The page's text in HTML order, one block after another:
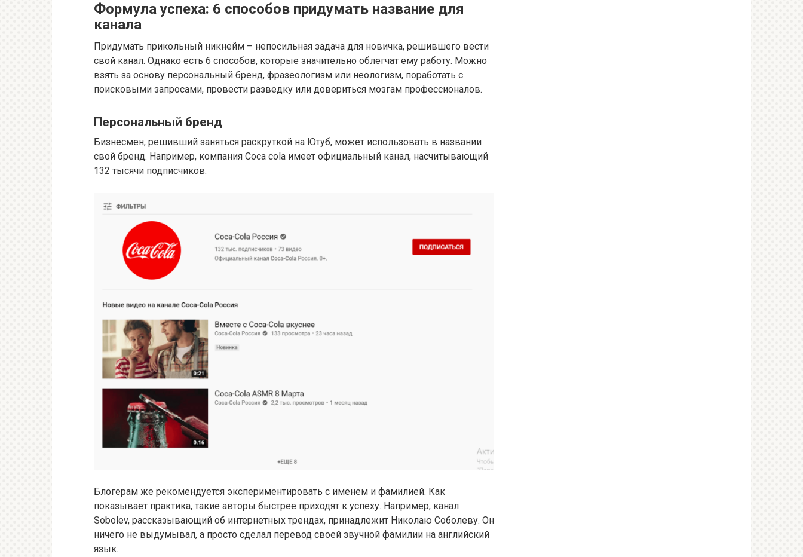
Формула успеха: 6 способов придумать название для
канала
Придумать прикольный никнейм – непосильная задача для новичка, решившего вести
свой канал. Однако есть 6 способов, которые значительно облегчат ему работу. Можно
взять за основу персональный бренд, фразеологизм или неологизм, поработать с
поисковыми запросами, провести разведку или довериться мозгам профессионалов.
Персональный бренд
Бизнесмен, решивший заняться раскруткой на Ютуб, может использовать в названии
свой бренд. Например, компания Coca cola имеет официальный канал, насчитывающий
132 тысячи подписчиков.
Блогерам же рекомендуется экспериментировать с именем и фамилией. Как
показывает практика, такие авторы быстрее приходят к успеху. Например, канал
Sobolev, рассказывающий об интернетных трендах, принадлежит Николаю Соболеву. Он
ничего не выдумывал, а просто сделал перевод своей звучной фамилии на английский
язык.